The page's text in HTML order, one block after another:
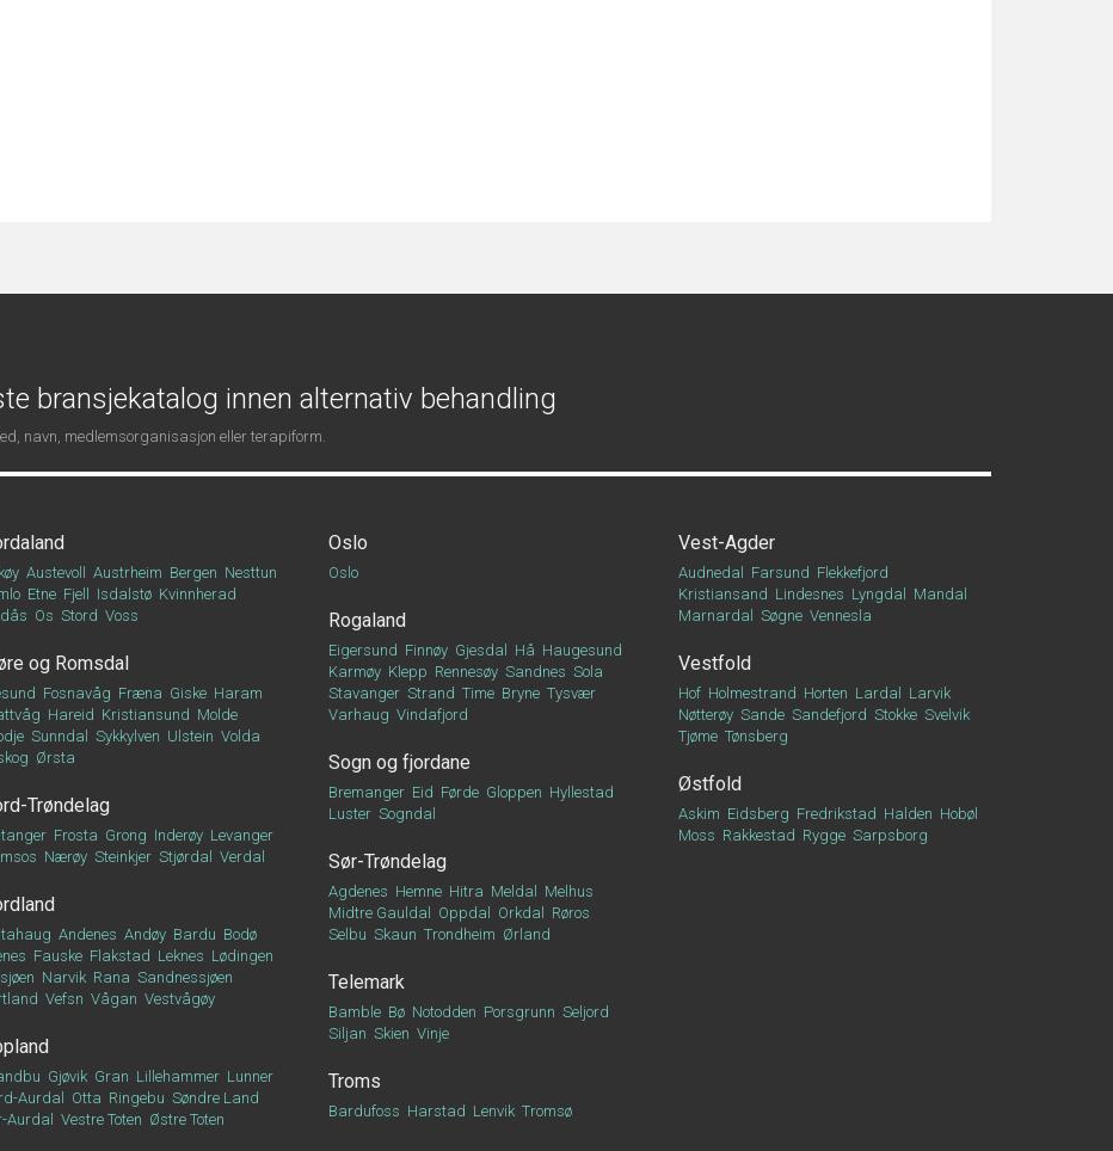
bransjekatalog innen alternativ behandling
navn, medlemsorganisasjon eller terapiform.
Austevoll Austrheim Bergen Nesttun
Etne Fjell Isdalstø Kvinnherad
Os Stord Voss
og Romsdal
Fosnavåg Fræna Giske Haram
Hareid Kristiansund Molde
Sunndal Sykkylven Ulstein Volda
Ørsta
Trøndelag
Frosta Grong Inderøy Levanger
Nærøy Steinkjer Stjørdal Verdal
Andenes Andøy Bardu Bodø
Fauske Flakstad Leknes Lødingen
Narvik Rana Sandnessjøen
Vefsn Vågan Vestvågøy
Gjøvik Gran Lillehammer Lunner
Aurdal
Otta Ringebu Søndre Land
Aurdal
Vestre Toten Østre Toten
Oslo
Oslo
Rogaland
Eigersund Finnøy Gjesdal Hå Haugesund
Karmøy Klepp Rennesøy Sandnes Sola
Stavanger Strand Time Bryne Tysvær
Varhaug Vindafjord
Sogn og fjordane
Bremanger Eid Førde Gloppen Hyllestad
Luster Sogndal
Sør-Trøndelag
Agdenes Hemne Hitra Meldal
Melhus
Midtre Gauldal
Oppdal Orkdal
Røros
Selbu Skaun Trondheim Ørland
Telemark
Bamble Bø Notodden Porsgrunn Seljord
Siljan Skien Vinje
Troms
Bardufoss Harstad Lenvik Tromsø
Vest-Agder
Audnedal Farsund Flekkefjord
Kristiansand Lindesnes Lyngdal
Mandal
Marnardal
Søgne Vennesla
Vestfold
Hof Holmestrand Horten Lardal
Larvik
Nøtterøy Sande Sandefjord Stokke Svelvik
Tjøme Tønsberg
Østfold
Askim Eidsberg Fredrikstad Halden Hobøl
Moss Rakkestad Rygge Sarpsborg